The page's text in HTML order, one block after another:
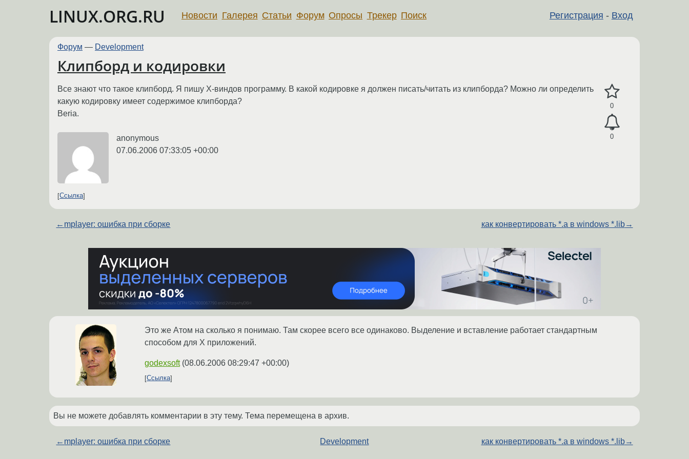
LINUX.ORG.RU Регистрация - Вход
Новости Галерея Статьи Форум Опросы Трекер Поиск
Форум — Development
Клипборд и кодировки
0
0
Все знают что такое клипборд. Я пишу Х-виндов программу. В какой кодировке я должен писать/читать из клипборда? Можно ли определить
какую кодировку имеет содержимое клипборда?
Beria.
anonymous
07.06.2006 07:33:05 +00:00
Ссылка
← mplayer: ошибка при сборке как конвертировать *.a в windows *.lib→
Это же Атом на сколько я понимаю. Там скорее всего все одинаково. Выделение и вставление работает стандартным
способом для Х приложений.
godexsoft (08.06.2006 08:29:47 +00:00)
Ссылка
Вы не можете добавлять комментарии в эту тему. Тема перемещена в архив.
← mplayer: ошибка при сборке Development как конвертировать *.a в windows *.lib→